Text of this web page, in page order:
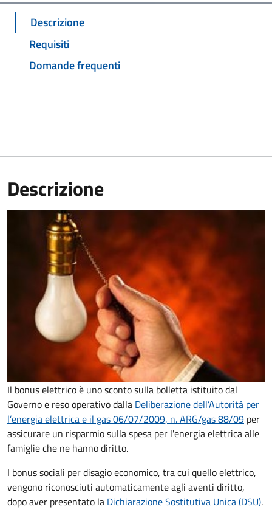
Descrizione
Requisiti
Domande frequenti
Descrizione
Il bonus elettrico è uno sconto sulla bolletta istituito dal
Governo e reso operativo dalla Deliberazione dell’Autorità per
l’energia elettrica e il gas 06/07/2009, n. ARG/gas 88/09 per
assicurare un risparmio sulla spesa per l'energia elettrica alle
famiglie che ne hanno diritto.
I bonus sociali per disagio economico, tra cui quello elettrico,
vengono riconosciuti automaticamente agli aventi diritto,
dopo aver presentato la Dichiarazione Sostitutiva Unica (DSU).